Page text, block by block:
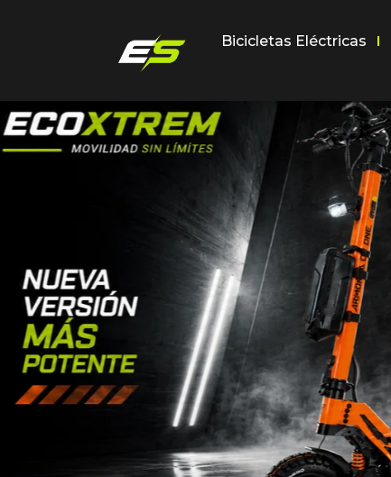
Bicicletas Eléctricas